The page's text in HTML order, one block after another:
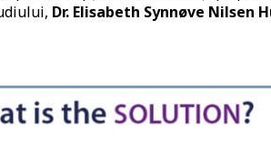
Dr. Elisabeth Synnøve Nilsen